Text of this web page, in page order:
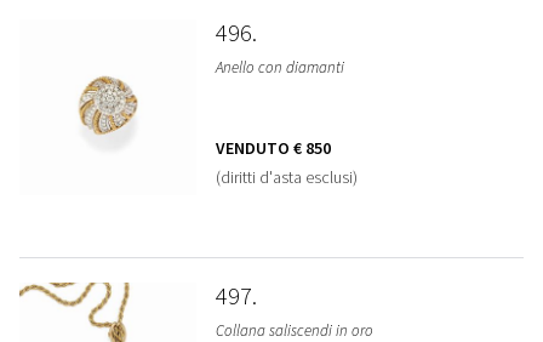
496
Anello con diamanti
VENDUTO € 850
(diritti d'asta esclusi)
497
Collana saliscendi in oro